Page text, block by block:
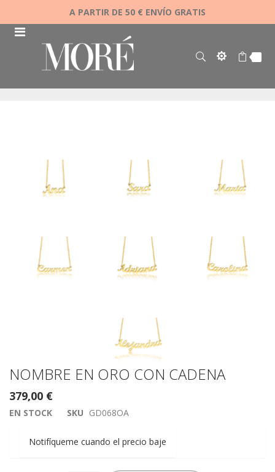
A PARTIR DE 50 € ENVÍO GRATIS
NOMBRE EN ORO CON CADENA
379,00 €
EN STOCK SKU GD068OA
Notifíqueme cuando el precio baje
Saltar
al
comienzo
de